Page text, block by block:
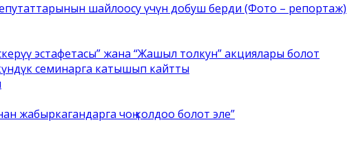
шайлоосу үчүн добуш берди (Фото – репортаж)
эстафетасы” жана “Жашыл толкун” акциялары болот
семинарга катышып кайтты
жабыркагандарга чоң колдоо болот эле”